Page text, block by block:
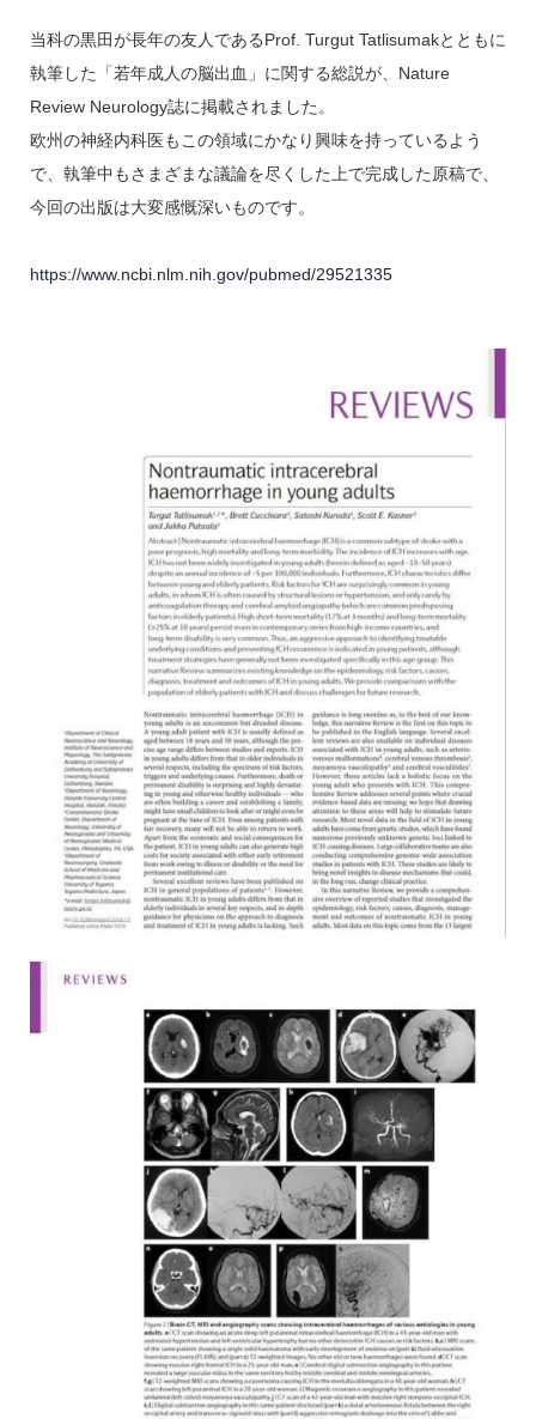
当科の黒田が長年の友人であるProf. Turgut Tatlisumakとともに
執筆した「若年成人の脳出血」に関する総説が、Nature
Review Neurology誌に掲載されました。
欧州の神経内科医もこの領域にかなり興味を持っているよう
で、執筆中もさまざまな議論を尽くした上で完成した原稿で、
今回の出版は大変感慨深いものです。
https://www.ncbi.nlm.nih.gov/pubmed/29521335